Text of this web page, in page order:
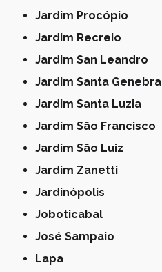
Jardim Procópio
Jardim Recreio
Jardim San Leandro
Jardim Santa Genebra
Jardim Santa Luzia
Jardim São Francisco
Jardim São Luiz
Jardim Zanetti
Jardinópolis
Joboticabal
José Sampaio
Lapa